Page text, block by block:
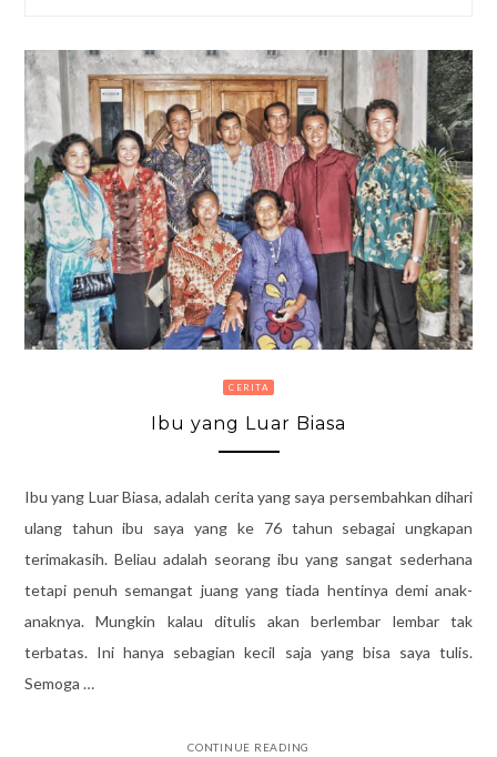
CERITA
Ibu yang Luar Biasa
Ibu yang Luar Biasa, adalah cerita yang saya persembahkan dihari
ulang tahun ibu saya yang ke 76 tahun sebagai ungkapan
terimakasih. Beliau adalah seorang ibu yang sangat sederhana
tetapi penuh semangat juang yang tiada hentinya demi anak-
anaknya. Mungkin kalau ditulis akan berlembar lembar tak
terbatas. Ini hanya sebagian kecil saja yang bisa saya tulis.
Semoga …
CONTINUE READING